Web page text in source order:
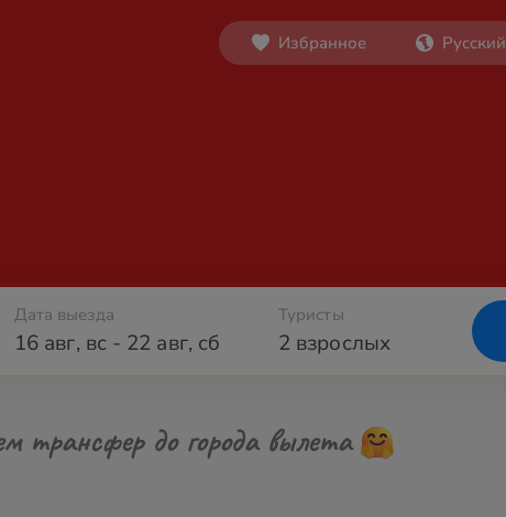
Избранное Русский
Дата выезда
16 авг, вс- 22 авг, сб 2 взрослых
Туристы
трансфер до города вылета